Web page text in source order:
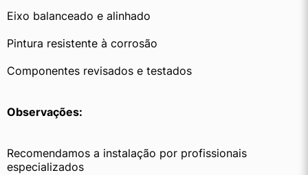
Eixo balanceado e alinhado
Pintura resistente à corrosão
Componentes revisados e testados
Observações:
Recomendamos a instalação por profissionais
especializados